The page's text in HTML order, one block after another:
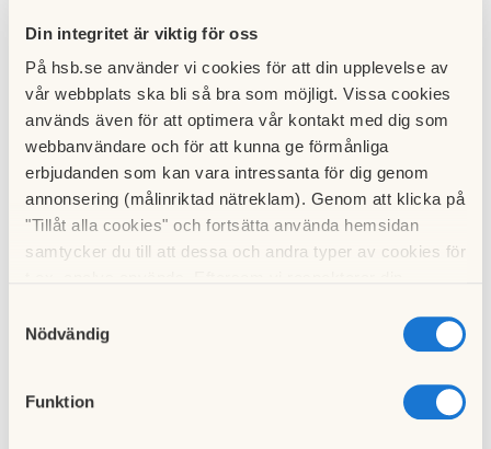
Din integritet är viktig för oss
På hsb.se använder vi cookies för att din upplevelse av
vår webbplats ska bli så bra som möjligt. Vissa cookies
används även för att optimera vår kontakt med dig som
webbanvändare och för att kunna ge förmånliga
erbjudanden som kan vara intressanta för dig genom
annonsering (målinriktad nätreklam). Genom att klicka på
"Tillåt alla cookies" och fortsätta använda hemsidan
samtycker du till att dessa och andra typer av cookies för
cookies och välja att endast tillåta ett urval.
Nödvändig
Funktion
arbetet förväntas pågå i ca 20 arbetsdagar.
Arbetet innebär en del rivningsarbete som avslutas med en
ommålning. Utrymmena går att använda under hela
renoveringen, men vi ber er att iaktta försiktighet under
ommålningen.
Dessa två entréer kommer sedan att stå som referens till
det fortsatta renoveringsarbetet för samtliga i föreningen.
Fastighetsvärd Ursula Starby: 070- 754 66 04